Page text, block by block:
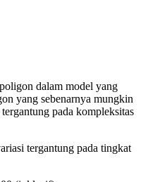
dalam model yang
yang sebenarnya mungkin
pada kompleksitas
tergantung pada tingkat